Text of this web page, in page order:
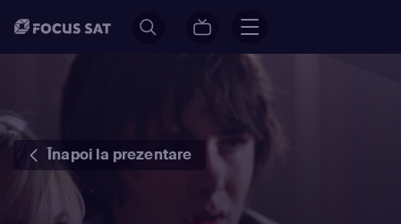
Înapoi la prezentare